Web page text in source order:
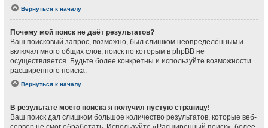
Вернуться к началу
Почему мой поиск не даёт результатов?
Ваш поисковый запрос, возможно, был слишком неопределённым и
включал много общих слов, поиск по которым в phpBB не
осуществляется. Будьте более конкретны и используйте возможности
расширенного поиска.
Вернуться к началу
В результате моего поиска я получил пустую страницу!
Ваш поиск дал слишком большое количество результатов, которые веб-